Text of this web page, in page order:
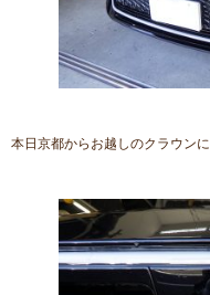
本日京都からお越しのクラウンに